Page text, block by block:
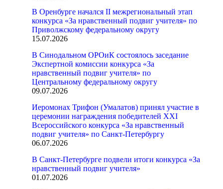
В Оренбурге начался II межрегиональный этап
конкурса «За нравственный подвиг учителя» по
Приволжскому федеральному округу
15.07.2026
В Синодальном ОРОиК состоялось заседание
Экспертной комиссии конкурса «За
нравственный подвиг учителя» по
Центральному федеральному округу
09.07.2026
Иеромонах Трифон (Умалатов) принял участие в
церемонии награждения победителей XXI
Всероссийского конкурса «За нравственный
подвиг учителя» по Санкт-Петербургу
06.07.2026
В Санкт-Петербурге подвели итоги конкурса «За
нравственный подвиг учителя»
01.07.2026